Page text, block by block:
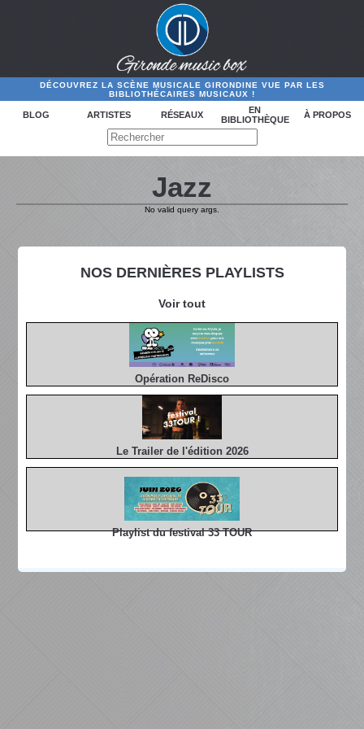
DÉCOUVREZ LA SCÈNE MUSICALE GIRONDINE VUE PAR LES
BIBLIOTHÉCAIRES MUSICAUX !
BLOG ARTISTES RÉSEAUX
EN
BIBLIOTHÈQUE
À PROPOS
NOS DERNIÈRES PLAYLISTS
Voir tout
Opération ReDisco
Le Trailer de l'édition 2026
Playlist du festival 33 TOUR
Jazz
No valid query args.